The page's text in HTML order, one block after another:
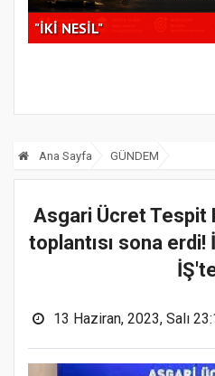
Gaziantep Turan
Derneği'ne Anlamlı Ziyaret
Ana Sayfa GÜNDEM
Asgari Ücret Tespit
toplantısı sona erdi!
13 Haziran, 2023, Salı